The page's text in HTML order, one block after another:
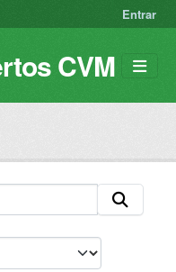
Entrar
CVM